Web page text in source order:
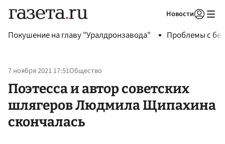
Новости
Покушение на главу "Уралдронзавода" Проблемы с
7 ноября 2021 17:51Общество
Поэтесса и автор советских
шлягеров Людмила Щипахина
скончалась